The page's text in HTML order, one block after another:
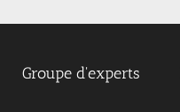
Groupe d'experts